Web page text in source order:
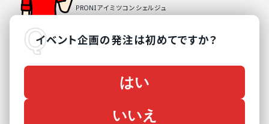
イベント企画の発注は初めてですか？
はい
いいえ